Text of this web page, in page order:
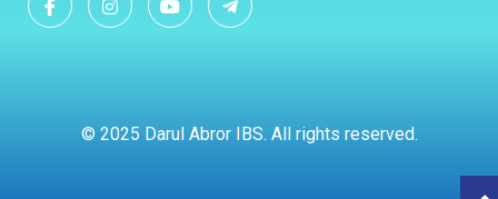
© 2025 Darul Abror IBS. All rights reserved.